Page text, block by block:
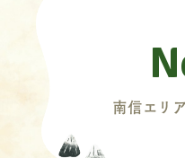
南信エリ